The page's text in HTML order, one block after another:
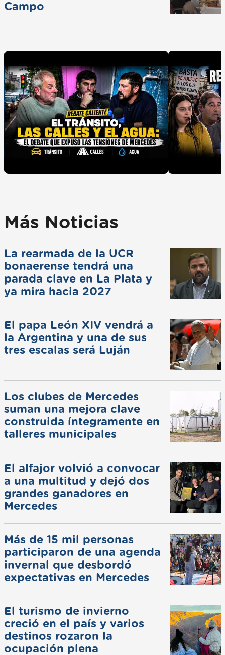
Campo
Más Noticias
La rearmada de la UCR
bonaerense tendrá una
parada clave en La Plata y
ya mira hacia 2027
El papa León XIV vendrá a
la Argentina y una de sus
tres escalas será Luján
Los clubes de Mercedes
suman una mejora clave
construida íntegramente en
talleres municipales
El alfajor volvió a convocar
a una multitud y dejó dos
grandes ganadores en
Mercedes
Más de 15 mil personas
participaron de una agenda
invernal que desbordó
expectativas en Mercedes
El turismo de invierno
creció en el país y varios
destinos rozaron la
ocupación plena